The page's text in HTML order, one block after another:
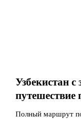
Узбекистан с
путешествие
Полный маршрут